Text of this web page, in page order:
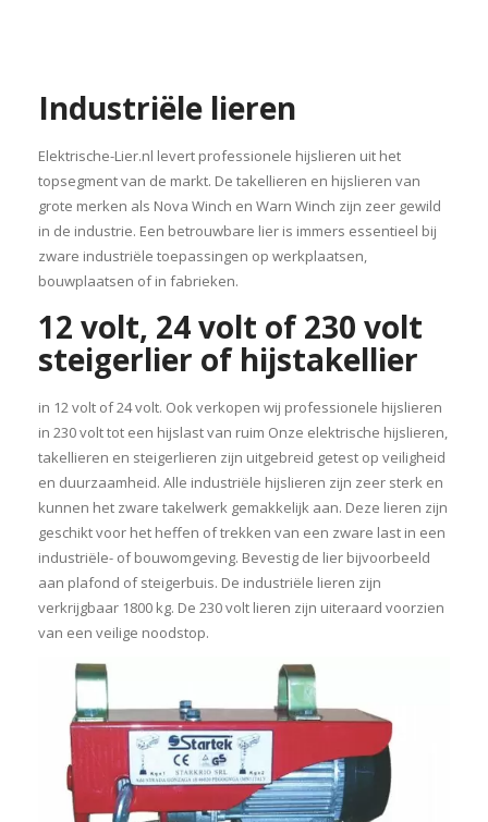
Industriële lieren
Elektrische-Lier.nl levert professionele hijslieren uit het
topsegment van de markt. De takellieren en hijslieren van
grote merken als Nova Winch en Warn Winch zijn zeer gewild
in de industrie. Een betrouwbare lier is immers essentieel bij
zware industriële toepassingen op werkplaatsen,
bouwplaatsen of in fabrieken.
12 volt, 24 volt of 230 volt
steigerlier of hijstakellier
in 12 volt of 24 volt. Ook verkopen wij professionele hijslieren
in 230 volt tot een hijslast van ruim Onze elektrische hijslieren,
takellieren en steigerlieren zijn uitgebreid getest op veiligheid
en duurzaamheid. Alle industriële hijslieren zijn zeer sterk en
kunnen het zware takelwerk gemakkelijk aan. Deze lieren zijn
geschikt voor het heffen of trekken van een zware last in een
industriële- of bouwomgeving. Bevestig de lier bijvoorbeeld
aan plafond of steigerbuis. De industriële lieren zijn
verkrijgbaar 1800 kg. De 230 volt lieren zijn uiteraard voorzien
van een veilige noodstop.